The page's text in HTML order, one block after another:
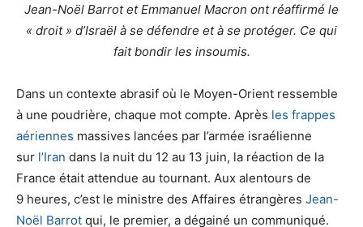
Jean-Noël Barrot et Emmanuel Macron ont réaffirmé le
« droit » d’Israël à se défendre et à se protéger. Ce qui
fait bondir les insoumis.
Dans un contexte abrasif où le Moyen-Orient ressemble
à une poudrière, chaque mot compte. Après les frappes
aériennes massives lancées par l’armée israélienne
sur l’Iran dans la nuit du 12 au 13 juin, la réaction de la
France était attendue au tournant. Aux alentours de
9 heures, c’est le ministre des Affaires étrangères Jean-
Noël Barrot qui, le premier, a dégainé un communiqué.